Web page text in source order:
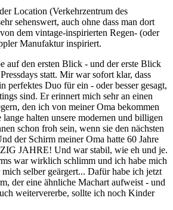
Location (Verkehrzentrum des
sehenswert, auch ohne dass man dort
dem vintage-inspirierten Regen- (oder
Manufaktur inspiriert.
auf den ersten Blick - und der erste Blick
statt. Mir war sofort klar, dass
perfektes Duo für ein - oder besser gesagt,
sind. Er erinnert mich sehr an einen
den ich von meiner Oma bekommen
halten unsere modernen und billigen
schon froh sein, wenn sie den nächsten
der Schirm meiner Oma hatte 60 Jahre
JAHRE! Und war stabil, wie eh und je.
war wirklich schlimm und ich habe mich
selber geärgert... Dafür habe ich jetzt
der eine ähnliche Machart aufweist - und
weitervererbe, sollte ich noch Kinder